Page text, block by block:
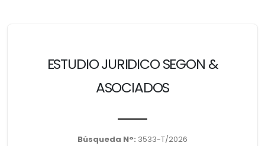
ESTUDIO JURIDICO SEGON &
ASOCIADOS
Búsqueda N°: 3533-T/2026